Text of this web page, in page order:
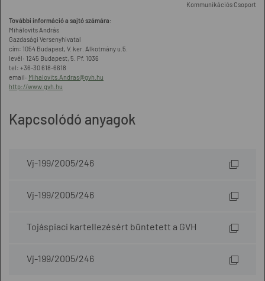
Kommunikációs Csoport
További információ a sajtó számára:
Mihálovits András
Gazdasági Versenyhivatal
cím: 1054 Budapest, V. ker. Alkotmány u.5.
levél: 1245 Budapest, 5. Pf. 1036
tel: +36-30 618-6618
email: Mihalovits.Andras@gvh.hu
http://www.gvh.hu
Kapcsolódó anyagok
Vj-199/2005/246
Vj-199/2005/246
Tojáspiaci kartellezésért büntetett a GVH
Vj-199/2005/246